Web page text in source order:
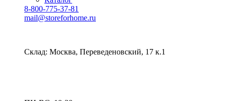
8-800-775-37-81
mail@storeforhome.ru
Склад: Москва, Переведеновский, 17 к.1